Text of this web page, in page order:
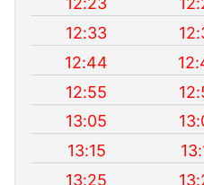
12:33
12:44
12:55
13:05
13:15
13:25